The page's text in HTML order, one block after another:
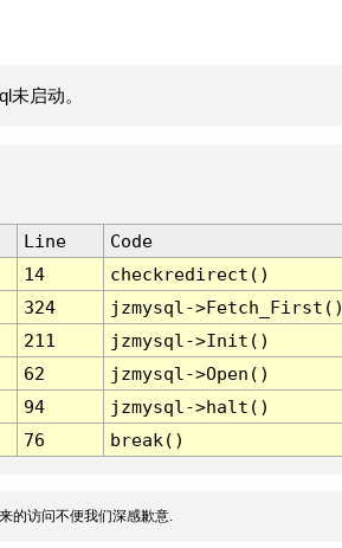
启动。
Line
Code
14
checkredirect()
324
jzmysql-
211
jzmysql->Init()
62
jzmysql->Open()
94
jzmysql->halt()
76 break()
的访问不便我们深感歉意.